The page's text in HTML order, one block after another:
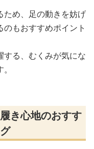
ため、足の動きを妨げ
もおすすめポイント
する、むくみが気にな
き心地のおすす